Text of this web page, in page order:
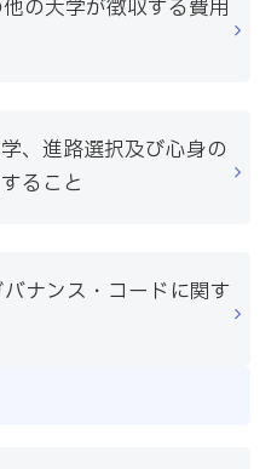
の大学が徴収する費用
、進路選択及び心身の
ること
ナンス・コードに関す